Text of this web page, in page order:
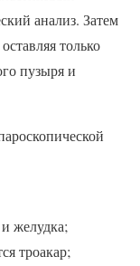
анализ. Затем
только
пузыря и
желудка;
троакар;